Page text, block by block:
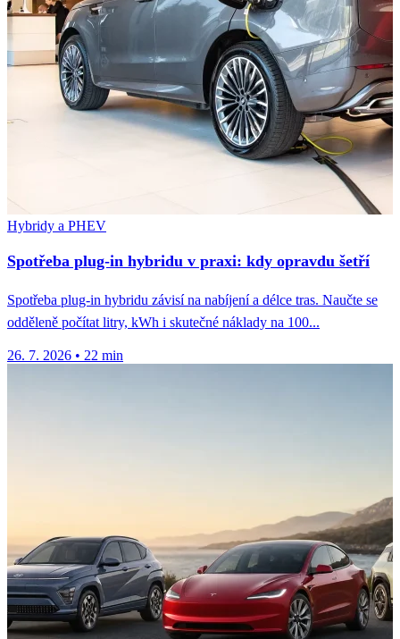
Hybridy a PHEV
Spotřeba plug-in hybridu v praxi: kdy opravdu šetří
Spotřeba plug-in hybridu závisí na nabíjení a délce tras. Naučte se
odděleně počítat litry, kWh i skutečné náklady na 100...
26. 7. 2026 • 22 min